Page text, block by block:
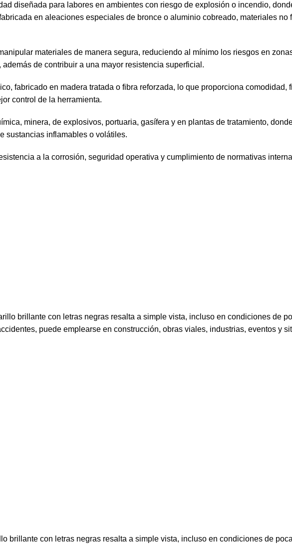
diseñada para labores en ambientes con riesgo de explosión o incendio,
en aleaciones especiales de bronce o aluminio cobreado, materiales
materiales de manera segura, reduciendo al mínimo los riesgos en
de contribuir a una mayor resistencia superficial.
fabricado en madera tratada o fibra reforzada, lo que proporciona
control de la herramienta.
minera, de explosivos, portuaria, gasífera y en plantas de tratamiento,
sustancias inflamables o volátiles.
a la corrosión, seguridad operativa y cumplimiento de normativas
brillante con letras negras resalta a simple vista, incluso en condiciones de
puede emplearse en construcción, obras viales, industrias, eventos y
brillante con letras negras resalta a simple vista, incluso en condiciones de